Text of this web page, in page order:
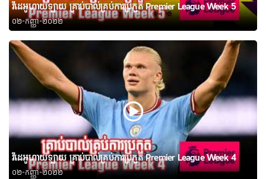
វីដេអូហាយឡាយ គ្រាប់បាល់គ្រប់ការប្រកួត Premier League Week 5
០២-កញ្ញា-២០២២
វីដេអូហាយឡាយ គ្រាប់បាល់គ្រប់ការប្រកួត Premier League Week 4
០២-កញ្ញា-២០២២